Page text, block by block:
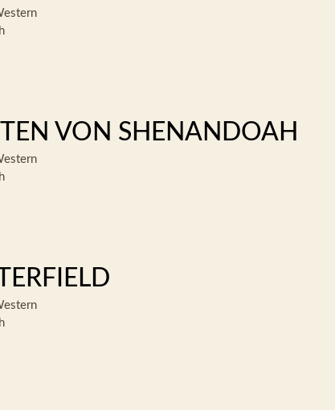
VON SHENANDOAH